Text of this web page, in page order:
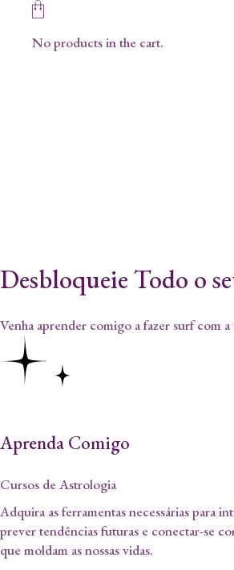
contentNo products in the cart.
Desbloqueie Todo o
Venha aprender comigo a fazer surf com a
Aprenda Comigo
Cursos de Astrologia
Adquira as ferramentas necessárias para
prever tendências futuras e conectar-se
que moldam as nossas vidas.